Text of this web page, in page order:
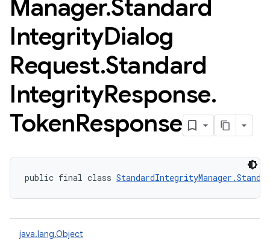
Manager.Standard
IntegrityDialog
Request.Standard
IntegrityResponse.
TokenResponse
public final class
java.lang.Object